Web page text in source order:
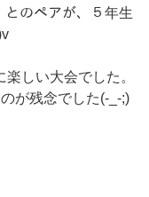
とのペアが、５年生
しい大会でした。
が残念でした(-_-;)